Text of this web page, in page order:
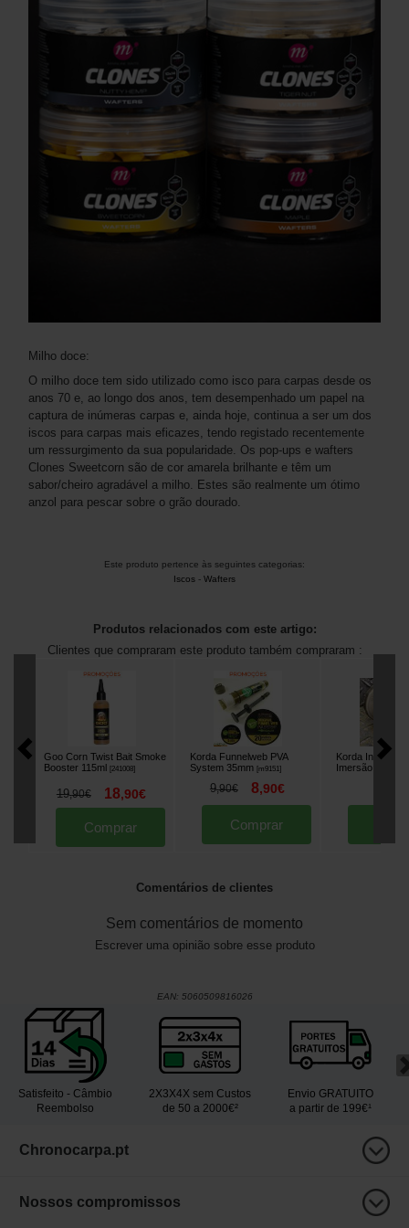
Milho doce:
O milho doce tem sido utilizado como isco para carpas desde os
anos 70 e, ao longo dos anos, tem desempenhado um papel na
captura de inúmeras carpas e, ainda hoje, continua a ser um dos
iscos para carpas mais eficazes, tendo registado recentemente
um ressurgimento da sua popularidade. Os pop-ups e wafters
Clones Sweetcorn são de cor amarela brilhante e têm um
sabor/cheiro agradável a milho. Estes são realmente um ótimo
anzol para pescar sobre o grão dourado.
Este produto pertence às seguintes categorias:
Iscos - Wafters
Produtos relacionados com este artigo:
Clientes que compraram este produto também compraram :
Goo Corn Twist Bait Smoke
Booster 115ml [241008]
19,90€ 18,90€
Comprar
Korda Funnelweb PVA
System 35mm [m9151]
9,90€ 8,90€
Comprar
Korda Infuza
Imersão
Comentários de clientes
Sem comentários de momento
Escrever uma opinião sobre esse produto
EAN: 5060509816026
Satisfeito - Câmbio
Reembolso
2X3X4X sem Custos
de 50 a 2000€²
Envio GRATUITO
a partir de 199€¹
Chronocarpa.pt
Nossos compromissos